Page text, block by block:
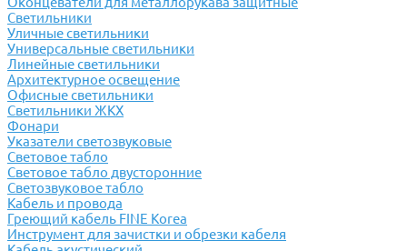
Светильники
Уличные светильники
Универсальные светильники
Линейные светильники
Архитектурное освещение
Офисные светильники
Светильники ЖКХ
Фонари
Указатели светозвуковые
Световое табло
Световое табло двусторонние
Светозвуковое табло
Кабель и провода
Греющий кабель FINE Korea
Инструмент для зачистки и обрезки кабеля